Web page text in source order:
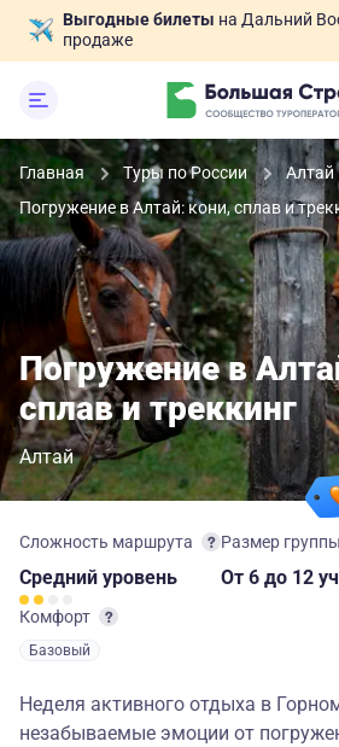
Выгодные билеты на Дальний
продаже
Главная Туры по России
Алтай
Погружение в Алтай: кони, сплав и
Погружение в
сплав и треккинг
Алтай
Сложность маршрута
Средний уровень
Комфорт
Базовый
Размер группы
От 6 до 12
Неделя активного отдыха в
незабываемые эмоции от